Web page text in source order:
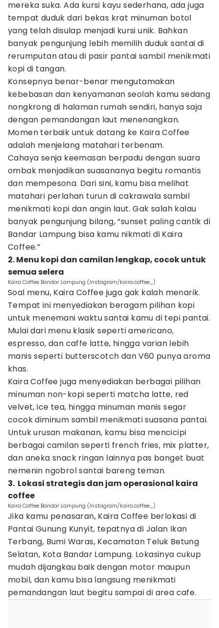
mereka suka. Ada kursi kayu sederhana, ada juga
tempat duduk dari bekas krat minuman botol
yang telah disulap menjadi kursi unik. Bahkan
banyak pengunjung lebih memilih duduk santai di
rerumputan atau di pasir pantai sambil menikmati
kopi di tangan.
Konsepnya benar-benar mengutamakan
kebebasan dan kenyamanan seolah kamu sedang
nongkrong di halaman rumah sendiri, hanya saja
dengan pemandangan laut menenangkan.
Momen terbaik untuk datang ke Kaira Coffee
adalah menjelang matahari terbenam.
Cahaya senja keemasan berpadu dengan suara
ombak menjadikan suasananya begitu romantis
dan mempesona. Dari sini, kamu bisa melihat
matahari perlahan turun di cakrawala sambil
menikmati kopi dan angin laut. Gak salah kalau
banyak pengunjung bilang, “sunset paling cantik di
Bandar Lampung bisa kamu nikmati di Kaira
Coffee.”
2. Menu kopi dan camilan lengkap, cocok untuk
semua selera
Kaira Coffee Bandar Lampung (Instagram/kaira.coffee_)
Soal menu, Kaira Coffee juga gak kalah menarik.
Tempat ini menyediakan beragam pilihan kopi
untuk menemani waktu santai kamu di tepi pantai.
Mulai dari menu klasik seperti americano,
espresso, dan caffe latte, hingga varian lebih
manis seperti butterscotch dan V60 punya aroma
khas.
Kaira Coffee juga menyediakan berbagai pilihan
minuman non-kopi seperti matcha latte, red
velvet, ice tea, hingga minuman manis segar
cocok diminum sambil menikmati suasana pantai.
Untuk urusan makanan, kamu bisa mencicipi
berbagai camilan seperti french fries, mix platter,
dan aneka snack ringan lainnya pas banget buat
nemenin ngobrol santai bareng teman.
3. Lokasi strategis dan jam operasional kaira
coffee
Kaira Coffee Bandar Lampung (Instagram/kaira.coffee_)
Jika kamu penasaran, Kaira Coffee berlokasi di
Pantai Gunung Kunyit, tepatnya di Jalan Ikan
Terbang, Bumi Waras, Kecamatan Teluk Betung
Selatan, Kota Bandar Lampung. Lokasinya cukup
mudah dijangkau baik dengan motor maupun
mobil, dan kamu bisa langsung menikmati
pemandangan laut begitu sampai di area cafe.